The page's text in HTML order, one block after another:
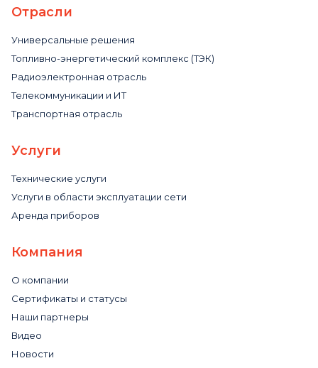
Отрасли
Универсальные решения
Топливно-энергетический комплекс (ТЭК)
Радиоэлектронная отрасль
Телекоммуникации и ИТ
Транспортная отрасль
Услуги
Технические услуги
Услуги в области эксплуатации сети
Аренда приборов
Компания
О компании
Сертификаты и статусы
Наши партнеры
Видео
Новости